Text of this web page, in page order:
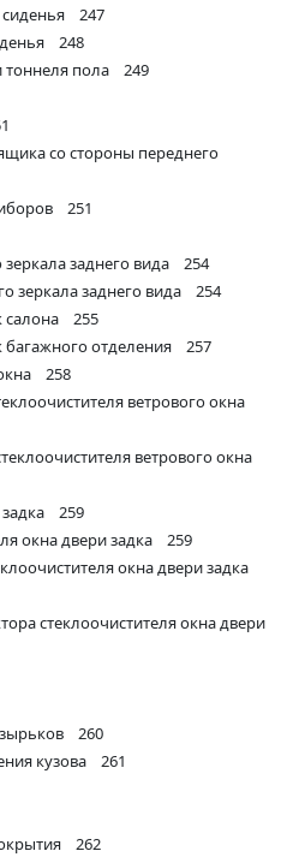
сиденья 247
248
тоннеля пола 249
со стороны переднего
251
зеркала заднего вида 254
зеркала заднего вида 254
салона 255
багажного отделения 257
258
ветрового окна
ветрового окна
задка 259
окна двери задка 259
окна двери задка
стеклоочистителя окна двери
260
кузова 261
262